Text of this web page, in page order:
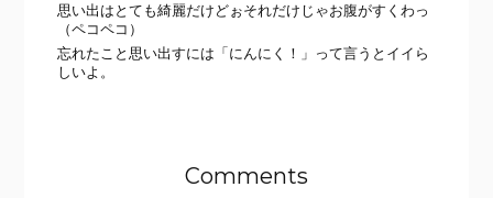
思い出はとても綺麗だけどぉそれだけじゃお腹がすくわっ
（ペコペコ）
忘れたこと思い出すには「にんにく！」って言うとイイら
しいよ。
Comments